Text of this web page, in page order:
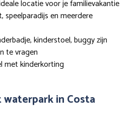
locatie voor je familievakantie
speelparadijs en meerdere
kinderstoel, buggy zijn
te vragen
met kinderkorting
in Costa